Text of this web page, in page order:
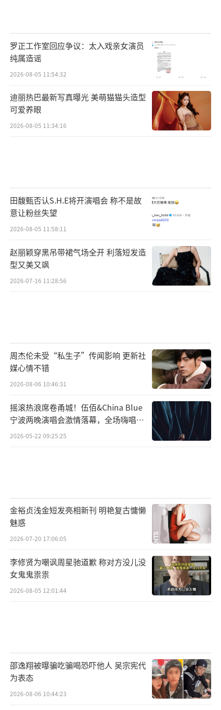
罗正工作室回应争议：太入戏亲女演员
纯属造谣
2026-08-05 11:54:32
迪丽热巴最新写真曝光 美萌猫猫头造型
可爱养眼
2026-08-05 11:34:16
田馥甄否认S.H.E将开演唱会 称不是故
意让粉丝失望
2026-08-05 11:58:11
赵丽颖穿黑吊带裙气场全开 利落短发造
型又美又飒
2026-07-16 11:28:56
周杰伦未受“私生子”传闻影响 更新社
媒心情不错
2026-08-06 10:46:31
摇滚热浪席卷甬城！伍佰&China Blue
宁波两晚演唱会激情落幕，全场嗨唱氛
围炸裂
2026-05-22 09:25:25
金裕贞浅金短发亮相新刊 明艳复古慵懒
魅惑
2026-07-20 17:06:05
李修贤为嘲讽周星驰道歉 称对方没儿没
女鬼鬼祟祟
2026-08-05 12:01:44
邵逸翔被曝骗吃骗喝恐吓他人 吴宗宪代
为表态
2026-08-06 10:44:23